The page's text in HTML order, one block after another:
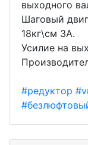
выходного
Шаговый
18кг\см 3А.
Усилие на
#редуктор